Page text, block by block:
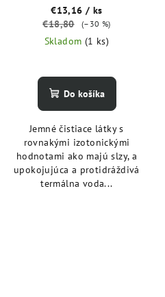
€13,16/ ks
€18,80
(–30 %)
Skladom (1 ks)
Do košíka
Jemné čistiace látky s
rovnakými izotonickými
hodnotami ako majú slzy, a
upokojujúca a protidráždivá
termálna voda...